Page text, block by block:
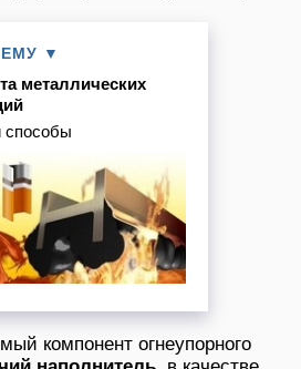
▼
металлических
способы
компонент огнеупорного